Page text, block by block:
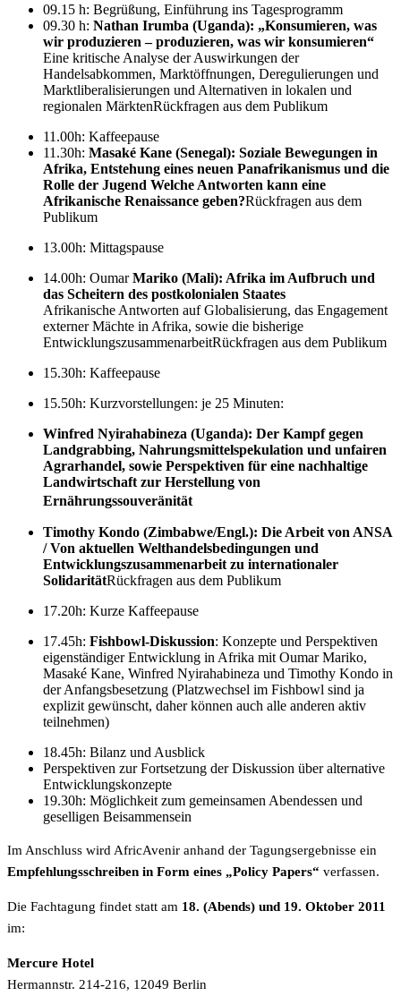
09.15 h: Begrüßung, Einführung ins Tagesprogramm
09.30 h: Nathan Irumba (Uganda): „Konsumieren, was
wir produzieren – produzieren, was wir konsumieren“
Eine kritische Analyse der Auswirkungen der
Handelsabkommen, Marktöffnungen, Deregulierungen und
Marktliberalisierungen und Alternativen in lokalen und
regionalen MärktenRückfragen aus dem Publikum
11.00h: Kaffeepause
11.30h: Masaké Kane (Senegal): Soziale Bewegungen in
Afrika, Entstehung eines neuen Panafrikanismus und die
Rolle der Jugend Welche Antworten kann eine
Afrikanische Renaissance geben?Rückfragen aus dem
Publikum
13.00h: Mittagspause
14.00h: OumarMariko (Mali): Afrika im Aufbruch und
das Scheitern des postkolonialen Staates
Afrikanische Antworten auf Globalisierung, das Engagement
externer Mächte in Afrika, sowie die bisherige
EntwicklungszusammenarbeitRückfragen aus dem Publikum
15.30h: Kaffeepause
15.50h: Kurzvorstellungen: je 25 Minuten:
Winfred Nyirahabineza (Uganda): Der Kampf gegen
Landgrabbing, Nahrungsmittelspekulation und unfairen
Agrarhandel, sowie Perspektiven für eine nachhaltige
Landwirtschaft zur Herstellung von
Ernährungssouveränität
Timothy Kondo (Zimbabwe/Engl.): Die Arbeit von ANSA
/ Von aktuellen Welthandelsbedingungen und
Entwicklungszusammenarbeit zu internationaler
SolidaritätRückfragen aus dem Publikum
17.20h: Kurze Kaffeepause
17.45h: Fishbowl-Diskussion: Konzepte und Perspektiven
eigenständiger Entwicklung in Afrika mit Oumar Mariko,
Masaké Kane, Winfred Nyirahabineza und Timothy Kondo in
der Anfangsbesetzung (Platzwechsel im Fishbowl sind ja
explizit gewünscht, daher können auch alle anderen aktiv
teilnehmen)
18.45h: Bilanz und Ausblick
Perspektiven zur Fortsetzung der Diskussion über alternative
Entwicklungskonzepte
19.30h: Möglichkeit zum gemeinsamen Abendessen und
geselligen Beisammensein
Im Anschluss wird AfricAvenir anhand der Tagungsergebnisse ein
Empfehlungsschreiben in Form eines „Policy Papers“ verfassen.
Die Fachtagung findet statt am 18. (Abends) und 19. Oktober 2011
im:
Mercure Hotel
Hermannstr. 214-216, 12049 Berlin